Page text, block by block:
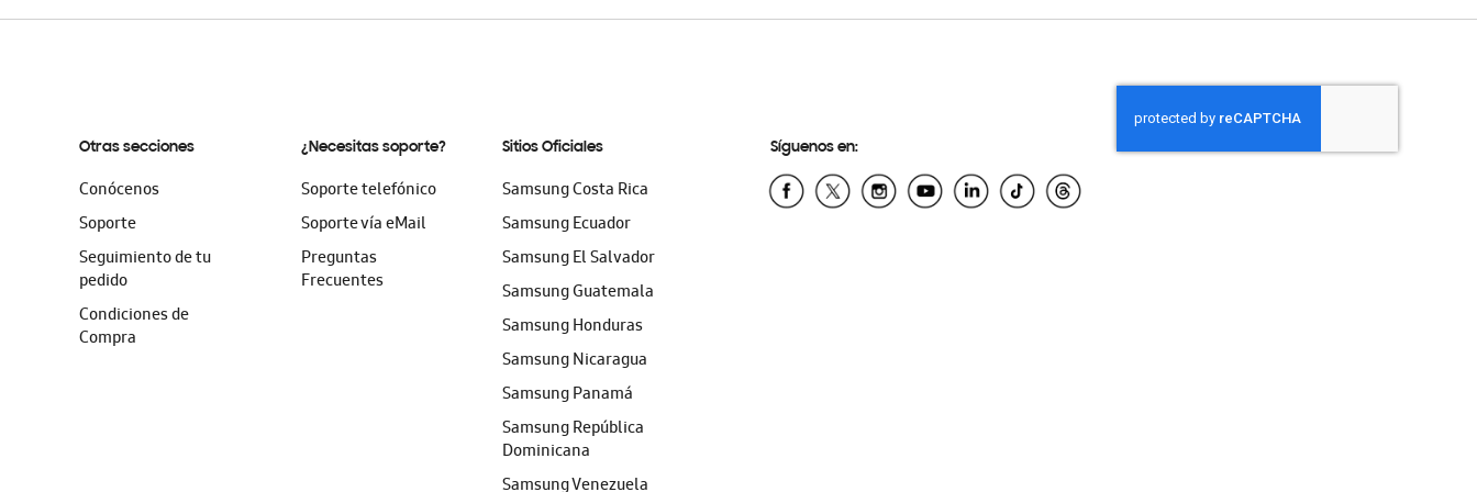
Otras secciones
Conócenos
Soporte
Seguimiento de tu
pedido
Condiciones de
Compra
¿Necesitas soporte?
Soporte telefónico
Soporte vía eMail
Preguntas
Frecuentes
Sitios Oficiales
Samsung Costa Rica
Samsung Ecuador
Samsung El Salvador
Samsung Guatemala
Samsung Honduras
Samsung Nicaragua
Samsung Panamá
Samsung República
Dominicana
Samsung Venezuela
Síguenos en: